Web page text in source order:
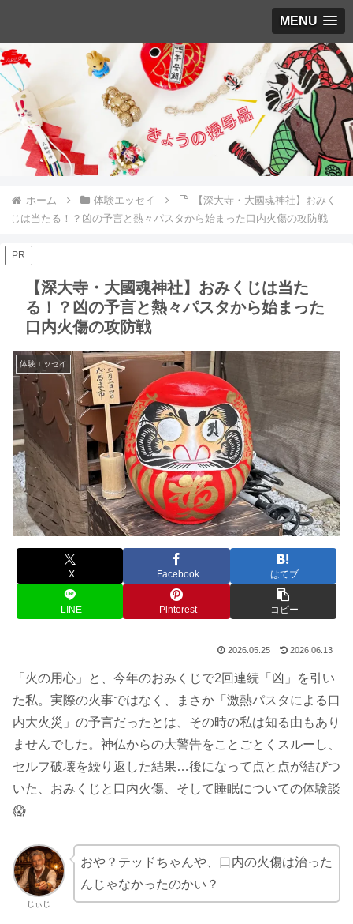
MENU
ホーム 体験エッセイ
【深大寺・大國魂神社】おみく
じは当たる！？凶の予言と熱々パスタから始まった口内火傷の攻防戦
PR
【深大寺・大國魂神社】おみくじは当た
る！？凶の予言と熱々パスタから始まった
口内火傷の攻防戦
体験エッセイ
X Facebook はてブ
LINE Pinterest コピー
2026.05.25 2026.06.13
「火の用心」と、今年のおみくじで2回連続「凶」を引い
た私。実際の火事ではなく、まさか「激熱パスタによる口
内大火災」の予言だったとは、その時の私は知る由もあり
ませんでした。神仏からの大警告をことごとくスルーし、
セルフ破壊を繰り返した結果…後になって点と点が結びつ
いた、おみくじと口内火傷、そして睡眠についての体験談
😱
じぃじ
おや？テッドちゃんや、口内の火傷は治った
んじゃなかったのかい？